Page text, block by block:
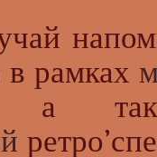
рамках
а